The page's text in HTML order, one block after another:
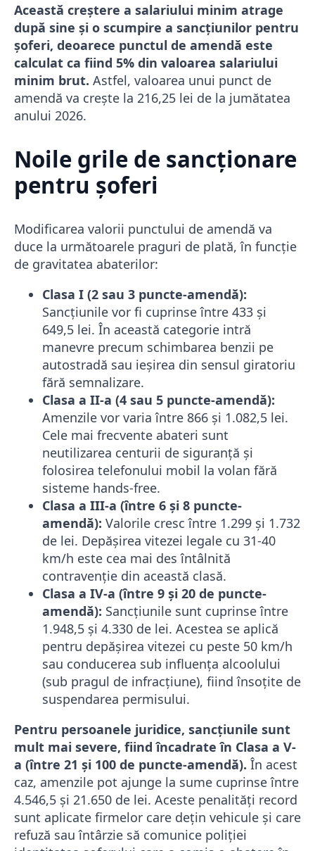
Această creștere a salariului minim atrage
după sine și o scumpire a sancțiunilor pentru
șoferi, deoarece punctul de amendă este
calculat ca fiind 5% din valoarea salariului
minim brut. Astfel, valoarea unui punct de
amendă va crește la 216,25 lei de la jumătatea
anului 2026.
Noile grile de sancționare
pentru șoferi
Modificarea valorii punctului de amendă va
duce la următoarele praguri de plată, în funcție
de gravitatea abaterilor:
Clasa I (2 sau 3 puncte-amendă):
Sancțiunile vor fi cuprinse între 433 și
649,5 lei. În această categorie intră
manevre precum schimbarea benzii pe
autostradă sau ieșirea din sensul giratoriu
fără semnalizare.
Clasa a II-a (4 sau 5 puncte-amendă):
Amenzile vor varia între 866 și 1.082,5 lei.
Cele mai frecvente abateri sunt
neutilizarea centurii de siguranță și
folosirea telefonului mobil la volan fără
sisteme hands-free.
Clasa a III-a (între 6 și 8 puncte-
amendă): Valorile cresc între 1.299 și 1.732
de lei. Depășirea vitezei legale cu 31-40
km/h este cea mai des întâlnită
contravenție din această clasă.
Clasa a IV-a (între 9 și 20 de puncte-
amendă): Sancțiunile sunt cuprinse între
1.948,5 și 4.330 de lei. Acestea se aplică
pentru depășirea vitezei cu peste 50 km/h
sau conducerea sub influența alcoolului
(sub pragul de infracțiune), fiind însoțite de
suspendarea permisului.
Pentru persoanele juridice, sancțiunile sunt
mult mai severe, fiind încadrate în Clasa a V-
a (între 21 și 100 de puncte-amendă). În acest
caz, amenzile pot ajunge la sume cuprinse între
4.546,5 și 21.650 de lei. Aceste penalități record
sunt aplicate firmelor care dețin vehicule și care
refuză sau întârzie să comunice poliției